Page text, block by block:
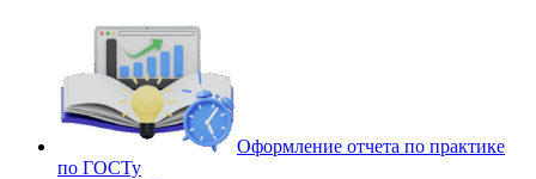
Оформление отчета по практике
по ГОСТу